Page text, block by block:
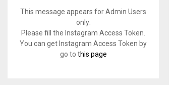
This message appears for Admin Users
only:
Please fill the Instagram Access Token.
You can get Instagram Access Token by
go to this page